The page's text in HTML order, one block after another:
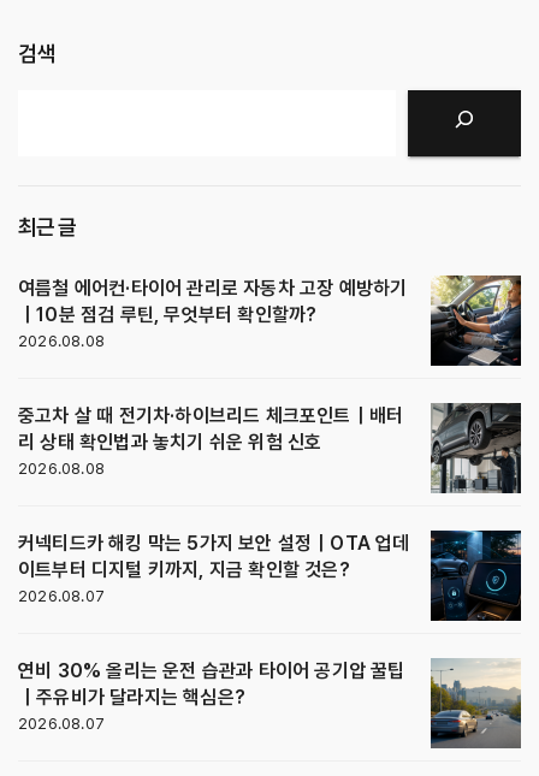
검색
최근 글
여름철 에어컨·타이어 관리로 자동차 고장 예방하기
｜10분 점검 루틴, 무엇부터 확인할까?
2026.08.08
중고차 살 때 전기차·하이브리드 체크포인트｜배터
리 상태 확인법과 놓치기 쉬운 위험 신호
2026.08.08
커넥티드카 해킹 막는 5가지 보안 설정｜OTA 업데
이트부터 디지털 키까지, 지금 확인할 것은?
2026.08.07
연비 30% 올리는 운전 습관과 타이어 공기압 꿀팁
｜주유비가 달라지는 핵심은?
2026.08.07